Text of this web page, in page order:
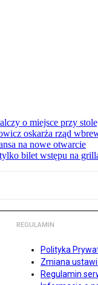
o miejsce przy
oskarża rząd
na nowe otwarcie
bilet wstępu na
REGULAMIN
Polityka
Zmiana
Regulamin